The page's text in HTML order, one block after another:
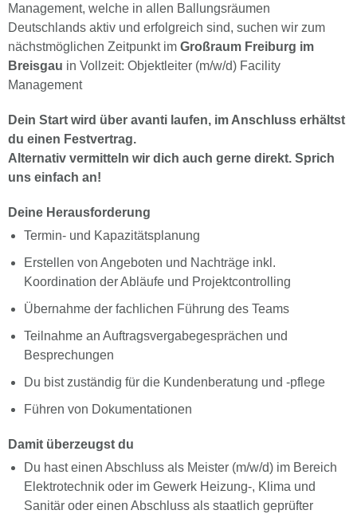
Management, welche in allen Ballungsräumen
Deutschlands aktiv und erfolgreich sind, suchen wir zum
nächstmöglichen Zeitpunkt im Großraum Freiburg im
Breisgau in Vollzeit: Objektleiter (m/w/d) Facility
Management
Dein Start wird über avanti laufen, im Anschluss erhältst
du einen Festvertrag.
Alternativ vermitteln wir dich auch gerne direkt. Sprich
uns einfach an!
Deine Herausforderung
Termin- und Kapazitätsplanung
Erstellen von Angeboten und Nachträge inkl.
Koordination der Abläufe und Projektcontrolling
Übernahme der fachlichen Führung des Teams
Teilnahme an Auftragsvergabegesprächen und
Besprechungen
Du bist zuständig für die Kundenberatung und -pflege
Führen von Dokumentationen
Damit überzeugst du
Du hast einen Abschluss als Meister (m/w/d) im Bereich
Elektrotechnik oder im Gewerk Heizung-, Klima und
Sanitär oder einen Abschluss als staatlich geprüfter